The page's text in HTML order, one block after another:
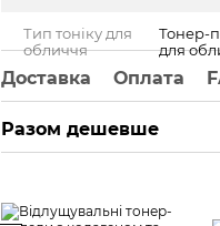
Тип тоніку для
обличчя
Тонер-
для
Доставка Оплата
Разом дешевше